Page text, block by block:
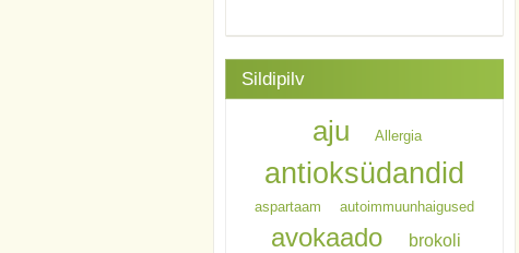
Sildipilv
aju Allergia
antioksüdandid
aspartaam autoimmuunhaigused
avokaado brokoli